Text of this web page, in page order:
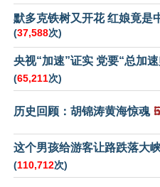
默多克铁树又开花 红娘竟是
(37,588次)
央视“加速”证实 党要“总加
(65,211次)
历史回顾：胡锦涛黄海惊魂
这个男孩给游客让路跌落大
(110,712次)